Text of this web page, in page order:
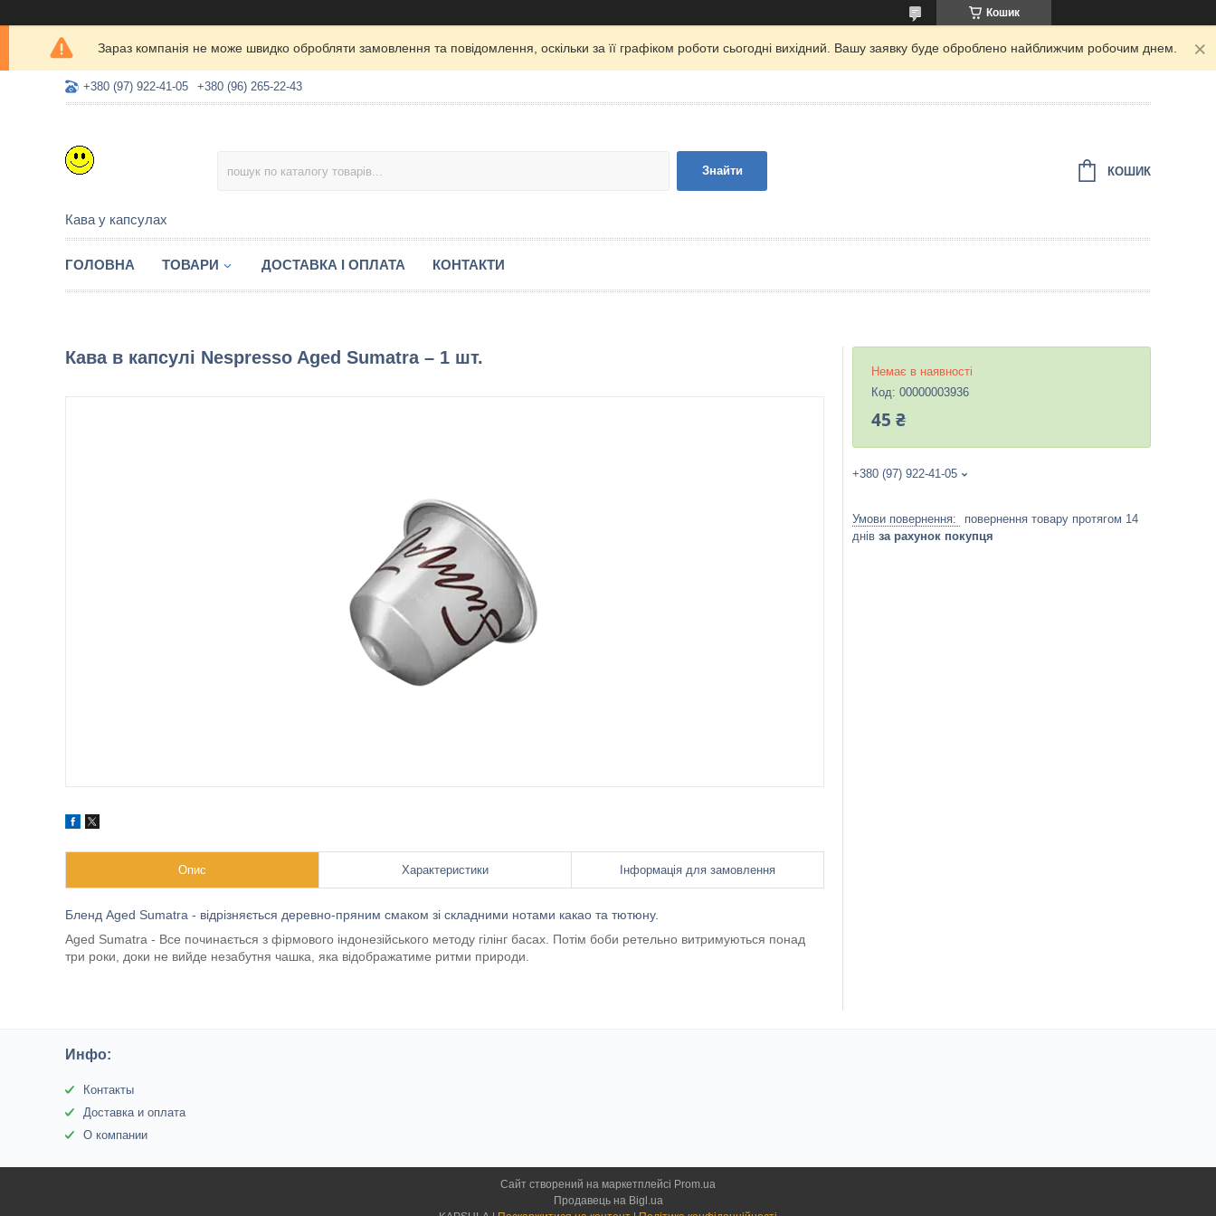
Кошик
Зараз компанія не може швидко обробляти замовлення та повідомлення, оскільки за її графіком роботи сьогодні вихідний. Вашу заявку буде оброблено найближчим робочим днем.
+380 (97) 922-41-05 +380 (96) 265-22-43
Кава у капсулах
Знайти КОШИК
ГОЛОВНА ТОВАРИ ДОСТАВКА І ОПЛАТА КОНТАКТИ
Кава в капсулі Nespresso Aged Sumatra – 1 шт.
Опис Характеристики Інформація для замовлення
Бленд Aged Sumatra - відрізняється деревно-пряним смаком зі складними нотами какао та тютюну.
Aged Sumatra - Все починається з фірмового індонезійського методу гілінг басах. Потім боби ретельно витримуються понад
три роки, доки не вийде незабутня чашка, яка відображатиме ритми природи.
Немає в наявності
Код: 00000003936
45 ₴
+380 (97) 922-41-05
повернення товару протягом 14
днів за рахунок покупця
Инфо:
Контакты
Доставка и оплата
О компании
Сайт створений на маркетплейсі Prom.ua
Продавець на Bigl.ua